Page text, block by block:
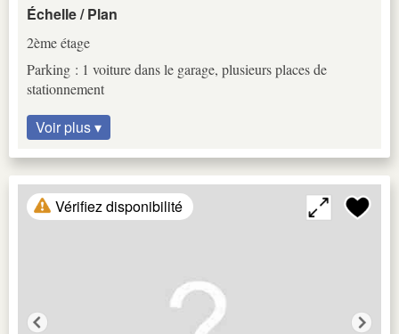
Échelle / Plan
2ème étage
Parking : 1 voiture dans le garage, plusieurs places de
stationnement
Voir plus ▾
Vérifiez disponibilité